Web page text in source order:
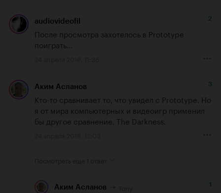
audiovideofil 2
После просмотра захотелось в Prototype
поиграть...
Аким Асланов 3
Кто-то сравнивает то, что увидел с Prototype. Но
я от мира компьютерных и видеоигр применил
бы другое сравнение. The Darkness.
Аким Асланов 1